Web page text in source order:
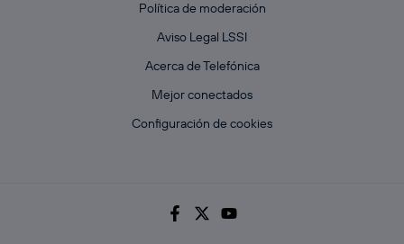
Política de moderación
Aviso Legal LSSI
Acerca de Telefónica
Mejor conectados
Configuración de cookies